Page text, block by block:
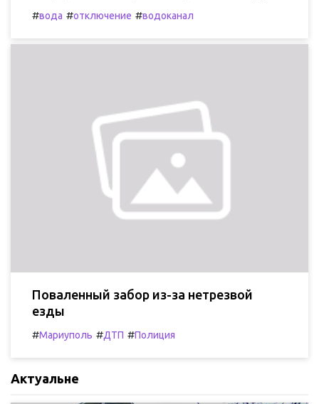
#вода #отключение #водоканал
Поваленный забор из-за нетрезвой
езды
#Мариуполь #ДТП #Полиция
Актуальне